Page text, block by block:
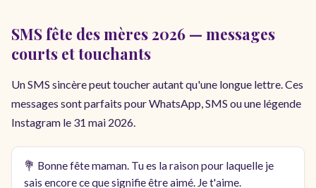
SMS fête des mères 2026 — messages
courts et touchants
Un SMS sincère peut toucher autant qu'une longue lettre. Ces
messages sont parfaits pour WhatsApp, SMS ou une légende
Instagram le 31 mai 2026.
💐 Bonne fête maman. Tu es la raison pour laquelle je
sais encore ce que signifie être aimé. Je t'aime.